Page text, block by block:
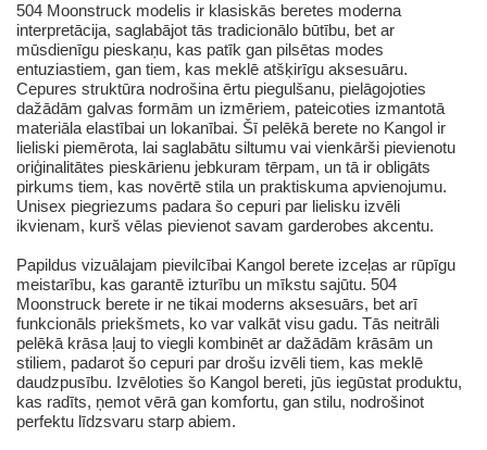
504 Moonstruck modelis ir klasiskās beretes moderna
interpretācija, saglabājot tās tradicionālo būtību, bet ar
mūsdienīgu pieskaņu, kas patīk gan pilsētas modes
entuziastiem, gan tiem, kas meklē atšķirīgu aksesuāru.
Cepures struktūra nodrošina ērtu piegulšanu, pielāgojoties
dažādām galvas formām un izmēriem, pateicoties izmantotā
materiāla elastībai un lokanībai. Šī pelēkā berete no Kangol ir
lieliski piemērota, lai saglabātu siltumu vai vienkārši pievienotu
oriģinalitātes pieskārienu jebkuram tērpam, un tā ir obligāts
pirkums tiem, kas novērtē stila un praktiskuma apvienojumu.
Unisex piegriezums padara šo cepuri par lielisku izvēli
ikvienam, kurš vēlas pievienot savam garderobes akcentu.
Papildus vizuālajam pievilcībai Kangol berete izceļas ar rūpīgu
meistarību, kas garantē izturību un mīkstu sajūtu. 504
Moonstruck berete ir ne tikai moderns aksesuārs, bet arī
funkcionāls priekšmets, ko var valkāt visu gadu. Tās neitrāli
pelēkā krāsa ļauj to viegli kombinēt ar dažādām krāsām un
stiliem, padarot šo cepuri par drošu izvēli tiem, kas meklē
daudzpusību. Izvēloties šo Kangol bereti, jūs iegūstat produktu,
kas radīts, ņemot vērā gan komfortu, gan stilu, nodrošinot
perfektu līdzsvaru starp abiem.